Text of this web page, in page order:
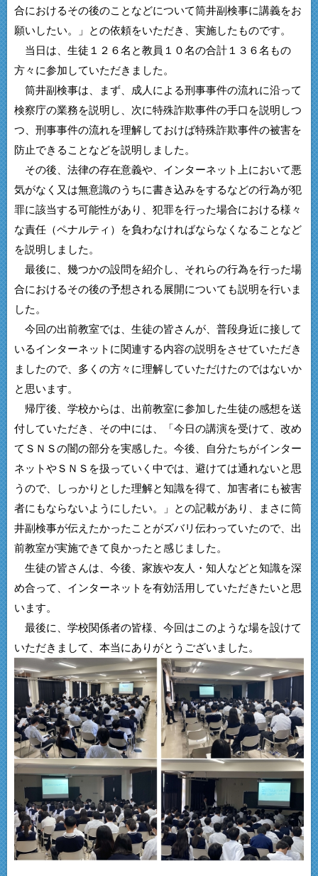
合におけるその後のことなどについて筒井副検事に講義をお
願いしたい。」との依頼をいただき、実施したものです。
当日は、生徒１２６名と教員１０名の合計１３６名もの
方々に参加していただきました。
筒井副検事は、まず、成人による刑事事件の流れに沿って
検察庁の業務を説明し、次に特殊詐欺事件の手口を説明しつ
つ、刑事事件の流れを理解しておけば特殊詐欺事件の被害を
防止できることなどを説明しました。
その後、法律の存在意義や、インターネット上において悪
気がなく又は無意識のうちに書き込みをするなどの行為が犯
罪に該当する可能性があり、犯罪を行った場合における様々
な責任（ペナルティ）を負わなければならなくなることなど
を説明しました。
最後に、幾つかの設問を紹介し、それらの行為を行った場
合におけるその後の予想される展開についても説明を行いま
した。
今回の出前教室では、生徒の皆さんが、普段身近に接して
いるインターネットに関連する内容の説明をさせていただき
ましたので、多くの方々に理解していただけたのではないか
と思います。
帰庁後、学校からは、出前教室に参加した生徒の感想を送
付していただき、その中には、「今日の講演を受けて、改め
てＳＮＳの闇の部分を実感した。今後、自分たちがインター
ネットやＳＮＳを扱っていく中では、避けては通れないと思
うので、しっかりとした理解と知識を得て、加害者にも被害
者にもならないようにしたい。」との記載があり、まさに筒
井副検事が伝えたかったことがズバリ伝わっていたので、出
前教室が実施できて良かったと感じました。
生徒の皆さんは、今後、家族や友人・知人などと知識を深
め合って、インターネットを有効活用していただきたいと思
います。
最後に、学校関係者の皆様、今回はこのような場を設けて
いただきまして、本当にありがとうございました。